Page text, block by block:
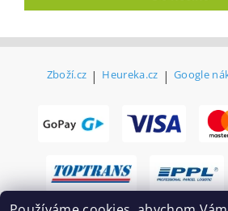
Zboží.cz | Heureka.cz | Google